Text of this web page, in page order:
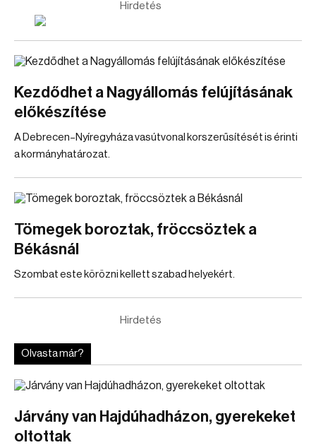
Hirdetés
Kezdődhet a Nagyállomás felújításának
előkészítése
A Debrecen–Nyíregyháza vasútvonal korszerűsítését is érinti
a kormányhatározat.
Tömegek boroztak, fröccsöztek a
Békásnál
Szombat este körözni kellett szabad helyekért.
Hirdetés
Olvasta már?
Járvány van Hajdúhadházon, gyerekeket
oltottak